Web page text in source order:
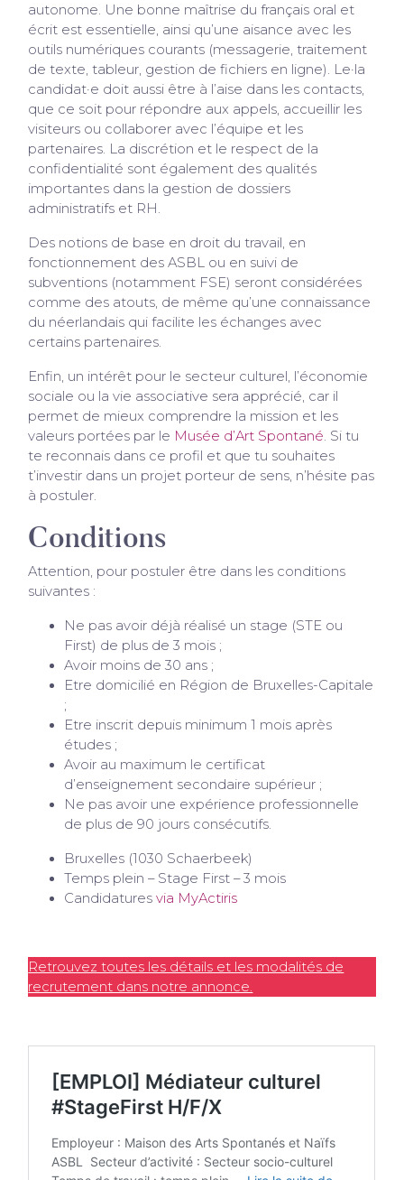
autonome. Une bonne maîtrise du français oral et
écrit est essentielle, ainsi qu’une aisance avec les
outils numériques courants (messagerie, traitement
de texte, tableur, gestion de fichiers en ligne). Le·la
candidat·e doit aussi être à l’aise dans les contacts,
que ce soit pour répondre aux appels, accueillir les
visiteurs ou collaborer avec l’équipe et les
partenaires. La discrétion et le respect de la
confidentialité sont également des qualités
importantes dans la gestion de dossiers
administratifs et RH.
Des notions de base en droit du travail, en
fonctionnement des ASBL ou en suivi de
subventions (notamment FSE) seront considérées
comme des atouts, de même qu’une connaissance
du néerlandais qui facilite les échanges avec
certains partenaires.
Enfin, un intérêt pour le secteur culturel, l’économie
sociale ou la vie associative sera apprécié, car il
permet de mieux comprendre la mission et les
valeurs portées par le Musée d’Art Spontané. Si tu
te reconnais dans ce profil et que tu souhaites
t’investir dans un projet porteur de sens, n’hésite pas
à postuler.
Conditions
Attention, pour postuler être dans les conditions
suivantes :
Ne pas avoir déjà réalisé un stage (STE ou
First) de plus de 3 mois ;
Avoir moins de 30 ans ;
Etre domicilié en Région de Bruxelles-Capitale
;
Etre inscrit depuis minimum 1 mois après
études ;
Avoir au maximum le certificat
d’enseignement secondaire supérieur ;
Ne pas avoir une expérience professionnelle
de plus de 90 jours consécutifs.
Bruxelles (1030 Schaerbeek)
Temps plein – Stage First – 3 mois
Candidaturesvia MyActiris
Retrouvez toutes les détails et les modalités de
recrutement dans notre annonce.